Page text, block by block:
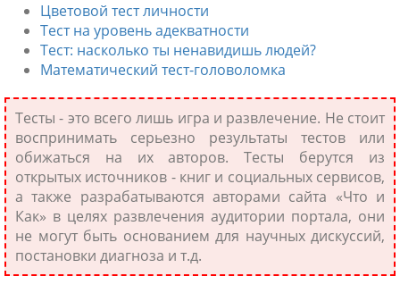
Цветовой тест личности
Тест на уровень адекватности
Тест: насколько ты ненавидишь людей?
Математический тест-головоломка
Тесты - это всего лишь игра и развлечение. Не стоит
воспринимать серьезно результаты тестов или
обижаться на их авторов. Тесты берутся из
открытых источников - книг и социальных сервисов,
а также разрабатываются авторами сайта «Что и
Как» в целях развлечения аудитории портала, они
не могут быть основанием для научных дискуссий,
постановки диагноза и т.д.